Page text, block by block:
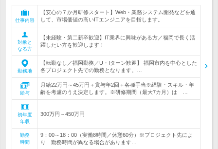
仕事内容
【安心の７か月研修スタート】Web・業務システム開発などを通
して、市場価値の高いITエンジニアを目指します。
対象と
なる方
【未経験・第二新卒歓迎】IT業界に興味がある方／福岡で長く活
躍したい方を歓迎します！
勤務地
【転勤なし／福岡勤務／U・Iターン歓迎】 福岡市内を中心とした
各プロジェクト先での勤務となります。…
給与
月給22万円～45万円＋賞与年2回＋各種手当※経験・スキル・年
齢を考慮のうえ決定します。※研修期間（最大7カ月）は …
初年度
年収
300万円～450万円
勤務
時間
9：00～18：00（実働8時間／休憩60分）※プロジェクト先によ
り 勤務時間が異なる場合があります…